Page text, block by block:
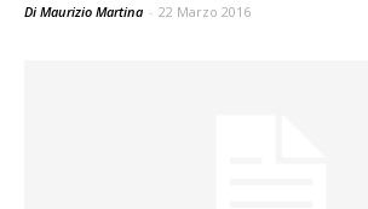
Di Maurizio Martina - 22 Marzo 2016